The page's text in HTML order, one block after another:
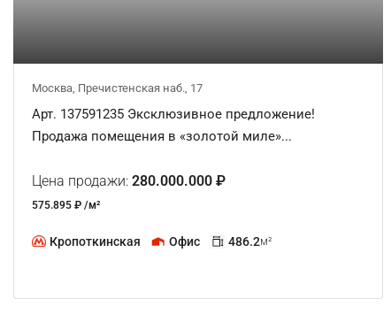
Москва, Пречистенская наб., 17
Арт. 137591235 Эксклюзивное предложение!
Продажа помещения в «золотой миле»...
Цена продажи: 280.000.000 ₽
575.895 ₽ /м²
Кропоткинская Офис 486.2м²